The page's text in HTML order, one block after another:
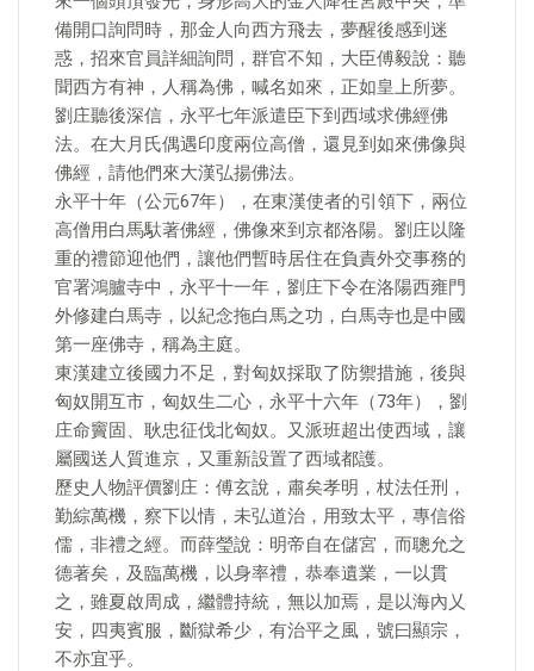
備開口詢問時，那金人向西方飛去，夢醒後感到迷
惑，招來官員詳細詢問，群官不知，大臣傅毅說：聽
聞西方有神，人稱為佛，喊名如來，正如皇上所夢。
劉庄聽後深信，永平七年派遣臣下到西域求佛經佛
法。在大月氏偶遇印度兩位高僧，還見到如來佛像與
佛經，請他們來大漢弘揚佛法。
永平十年（公元67年），在東漢使者的引領下，兩位
高僧用白馬馱著佛經，佛像來到京都洛陽。劉庄以隆
重的禮節迎他們，讓他們暫時居住在負責外交事務的
官署鴻臚寺中，永平十一年，劉庄下令在洛陽西雍門
外修建白馬寺，以紀念拖白馬之功，白馬寺也是中國
第一座佛寺，稱為主庭。
東漢建立後國力不足，對匈奴採取了防禦措施，後與
匈奴開互市，匈奴生二心，永平十六年（73年），劉
庄命竇固、耿忠征伐北匈奴。又派班超出使西域，讓
屬國送人質進京，又重新設置了西域都護。
歷史人物評價劉庄：傅玄說，肅矣孝明，杖法任刑，
勤綜萬機，察下以情，未弘道治，用致太平，專信俗
儒，非禮之經。而薛瑩說：明帝自在儲宮，而聰允之
德著矣，及臨萬機，以身率禮，恭奉遺業，一以貫
之，雖夏啟周成，繼體持統，無以加焉，是以海內乂
安，四夷賓服，斷獄希少，有治平之風，號曰顯宗，
不亦宜乎。